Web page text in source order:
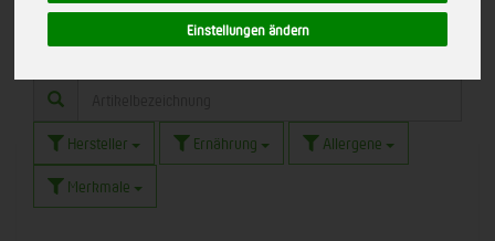
Einstellungen ändern
Hersteller Ernährung Allergene
Merkmale